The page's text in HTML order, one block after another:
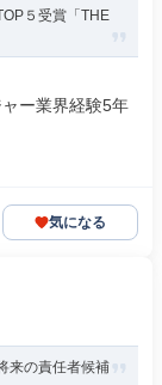
５受賞「THE
ー業界経験5年
気になる
来の責任者候補